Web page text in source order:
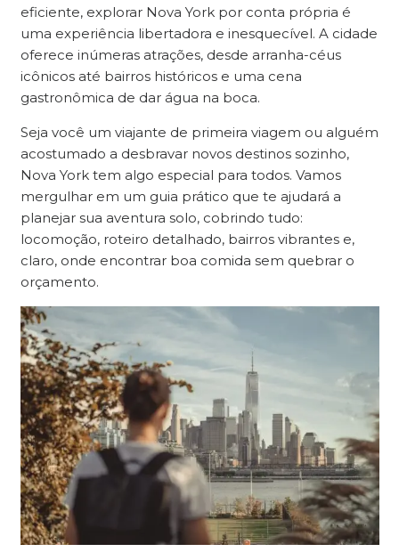
eficiente, explorar Nova York por conta própria é
uma experiência libertadora e inesquecível. A cidade
oferece inúmeras atrações, desde arranha-céus
icônicos até bairros históricos e uma cena
gastronômica de dar água na boca.
Seja você um viajante de primeira viagem ou alguém
acostumado a desbravar novos destinos sozinho,
Nova York tem algo especial para todos. Vamos
mergulhar em um guia prático que te ajudará a
planejar sua aventura solo, cobrindo tudo:
locomoção, roteiro detalhado, bairros vibrantes e,
claro, onde encontrar boa comida sem quebrar o
orçamento.